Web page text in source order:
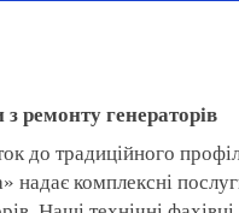
ремонту генераторів
до традиційного
надає комплексні